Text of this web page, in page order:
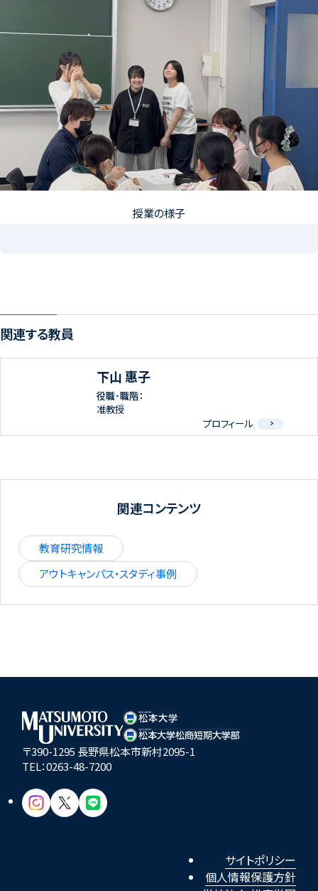
授業の様子
関連する教員
下山 惠子
役職･職階：
准教授
プロフィール
関連コンテンツ
教育研究情報
アウトキャンパス・スタディ事例
〒390-1295 長野県松本市新村2095-1
TEL：0263-48-7200
サイトポリシー
個人情報保護方針